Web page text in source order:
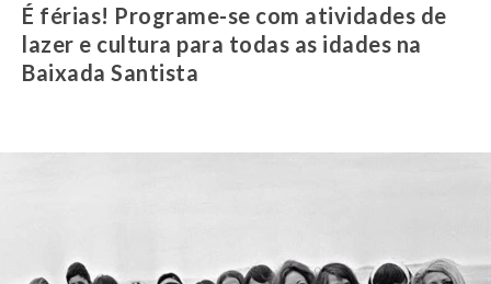
É férias! Programe-se com atividades de
lazer e cultura para todas as idades na
Baixada Santista